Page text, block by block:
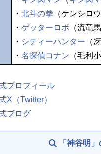
・ 北斗の拳 （ケンシロウ
・ ゲッターロボ （流竜馬
・ シティーハンター （
・ 名探偵コナン （毛利
プロフィール
X（Twitter）
ブログ
「神谷明